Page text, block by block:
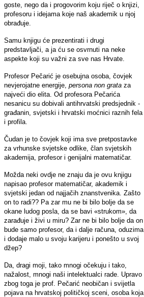
goste, nego da i progovorim koju riječ o knjizi,
profesoru i idejama koje naš akademik u njoj
obrađuje.
Samu knjigu će prezentirati i drugi
predstavljači, a ja ću se osvrnuti na neke
aspekte koji su važni za sve nas Hrvate.
Profesor Pečarić je osebujna osoba, čovjek
nevjerojatne energije, persona non grata za
najveći dio elita. Od profesora Pečarića
nesanicu su dobivali antihrvatski predsjednik -
građanin, svjetski i hrvatski moćnici raznih fela
i profila.
Čudan je to čovjek koji ima sve pretpostavke
za vrhunske svjetske odlike, član svjetskih
akademija, profesor i genijalni matematičar.
Možda neki ovdje ne znaju da je ovu knjigu
napisao profesor matematičar, akademik i
svjetski jedan od najjačih znanstvenika. Zašto
on to radi?? Pa zar mu ne bi bilo bolje da se
okane ludog posla, da se bavi «strukom», da
zarađuje i živi u miru? Zar ne bi bilo bolje da on
bude samo profesor, da i dalje računa, oduzima
i dodaje malo u svoju karijeru i ponešto u svoj
džep?
Da, dragi moji, tako mnogi očekuju i tako,
nažalost, mnogi naši intelektualci rade. Upravo
zbog toga je prof. Pečarić neobičan i svijetla
pojava na hrvatskoj političkoj sceni, osoba koja